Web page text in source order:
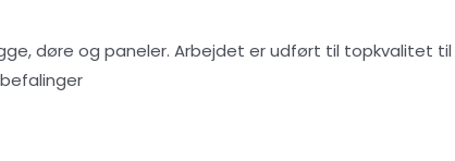
døre og paneler. Arbejdet er udført til topkvalitet til